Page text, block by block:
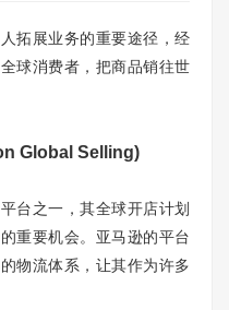
展业务的重要途径，经
球消费者，把商品销往世
Global Selling)
之一，其全球开店计划
重要机会。亚马逊的平台
物流体系，让其作为许多